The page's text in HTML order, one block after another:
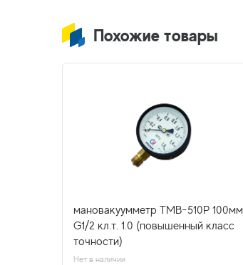
Похожие товары
мановакуумметр ТМВ-510Р 100мм
G1/2 кл.т. 1.0 (повышенный класс
точности)
Нет в наличии